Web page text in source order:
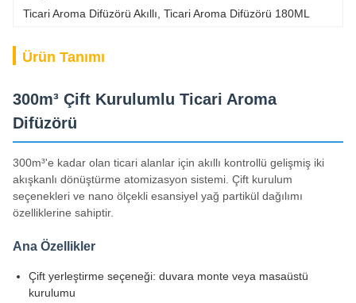
Ticari Aroma Difüzörü Akıllı Ticari Aroma Difüzörü 180ML
Ürün Tanımı
300m³ Çift Kurulumlu Ticari Aroma
Difüzörü
300m³'e kadar olan ticari alanlar için akıllı kontrollü gelişmiş iki
akışkanlı dönüştürme atomizasyon sistemi. Çift kurulum
seçenekleri ve nano ölçekli esansiyel yağ partikül dağılımı
özelliklerine sahiptir.
Ana Özellikler
Çift yerleştirme seçeneği: duvara monte veya masaüstü
kurulumu